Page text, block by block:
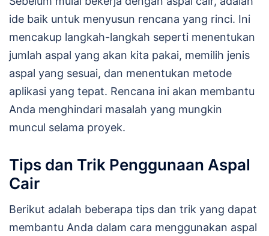
ide baik untuk menyusun rencana yang rinci. Ini
mencakup langkah-langkah seperti menentukan
jumlah aspal yang akan kita pakai, memilih jenis
aspal yang sesuai, dan menentukan metode
aplikasi yang tepat. Rencana ini akan membantu
Anda menghindari masalah yang mungkin
muncul selama proyek.
Tips dan Trik Penggunaan Aspal
Cair
Berikut adalah beberapa tips dan trik yang dapat
membantu Anda dalam cara menggunakan aspal